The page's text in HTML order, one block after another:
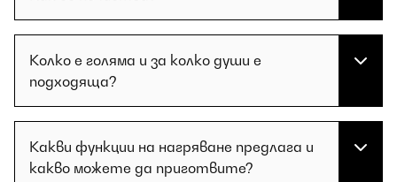
Колко е голяма и за колко души е
подходяща?
Какви функции на нагряване предлага и
какво можете да приготвите?